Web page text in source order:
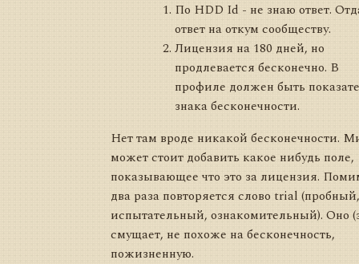
По HDD Id - не знаю ответ.
ответ на откум сообществу.
Лицензия на 180 дней, но
продлевается бесконечно. В
профиле должен быть
знака бесконечности.
Нет там вроде никакой бесконечности.
может стоит добавить какое нибудь поле,
показывающее что это за лицензия.
два раза повторяется слово trial (пробный,
испытательный, ознакомительный). Оно
смущает, не похоже на бесконечность,
пожизненную.